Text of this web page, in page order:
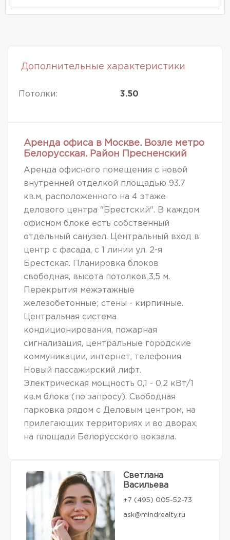
Дополнительные характеристики
Потолки: 3.50
Аренда офиса в Москве. Возле метро
Белорусская. Район Пресненский
Аренда офисного помещения с новой
внутренней отделкой площадью 93.7
кв.м, расположенного на 4 этаже
делового центра "Брестский". В каждом
офисном блоке есть собственный
отдельный санузел. Центральный вход в
центр с фасада, с 1 линии ул. 2-я
Брестская. Планировка блоков
свободная, высота потолков 3,5 м.
Перекрытия межэтажные
железобетонные; стены - кирпичные.
Центральная система
кондиционирования, пожарная
сигнализация, центральные городские
коммуникации, интернет, телефония.
Новый пассажирский лифт.
Электрическая мощность 0,1 - 0,2 кВт/1
кв.м блока (по запросу). Свободная
парковка рядом с Деловым центром, на
прилегающих территориях и во дворах,
на площади Белорусского вокзала.
Светлана
Васильева
+7 (495) 005-52-73
ask@mindrealty.ru